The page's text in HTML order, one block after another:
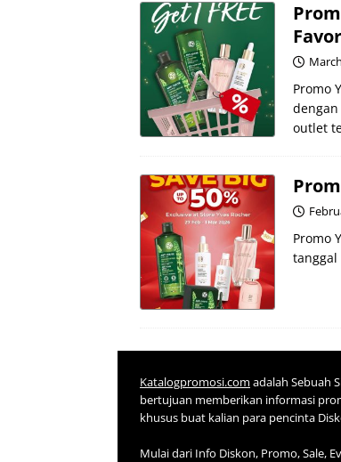
Promo
outlet
Promo
tanggal
Katalogpromosi.com adalah Sebuah
bertujuan memberikan informasi
khusus buat kalian para pencinta
Mulai dari Info Diskon, Promo, Sale,